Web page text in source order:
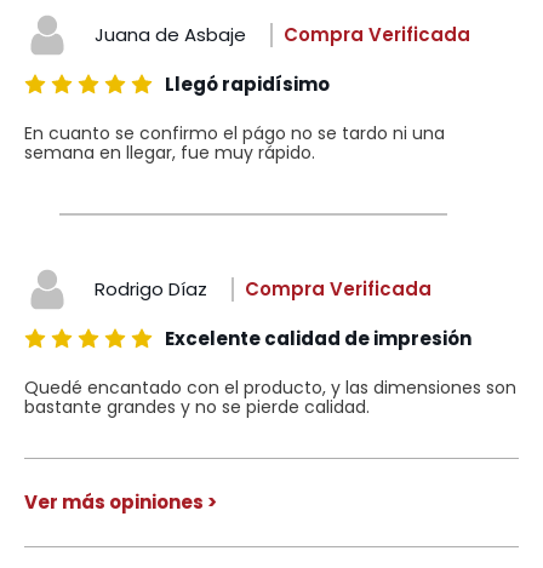
Juana de Asbaje
Compra Verificada
Llegó rapidísimo
En cuanto se confirmo el págo no se tardo ni una
semana en llegar, fue muy rápido.
Rodrigo Díaz
Compra Verificada
Excelente calidad de impresión
Quedé encantado con el producto, y las dimensiones son
bastante grandes y no se pierde calidad.
Ver más opiniones >